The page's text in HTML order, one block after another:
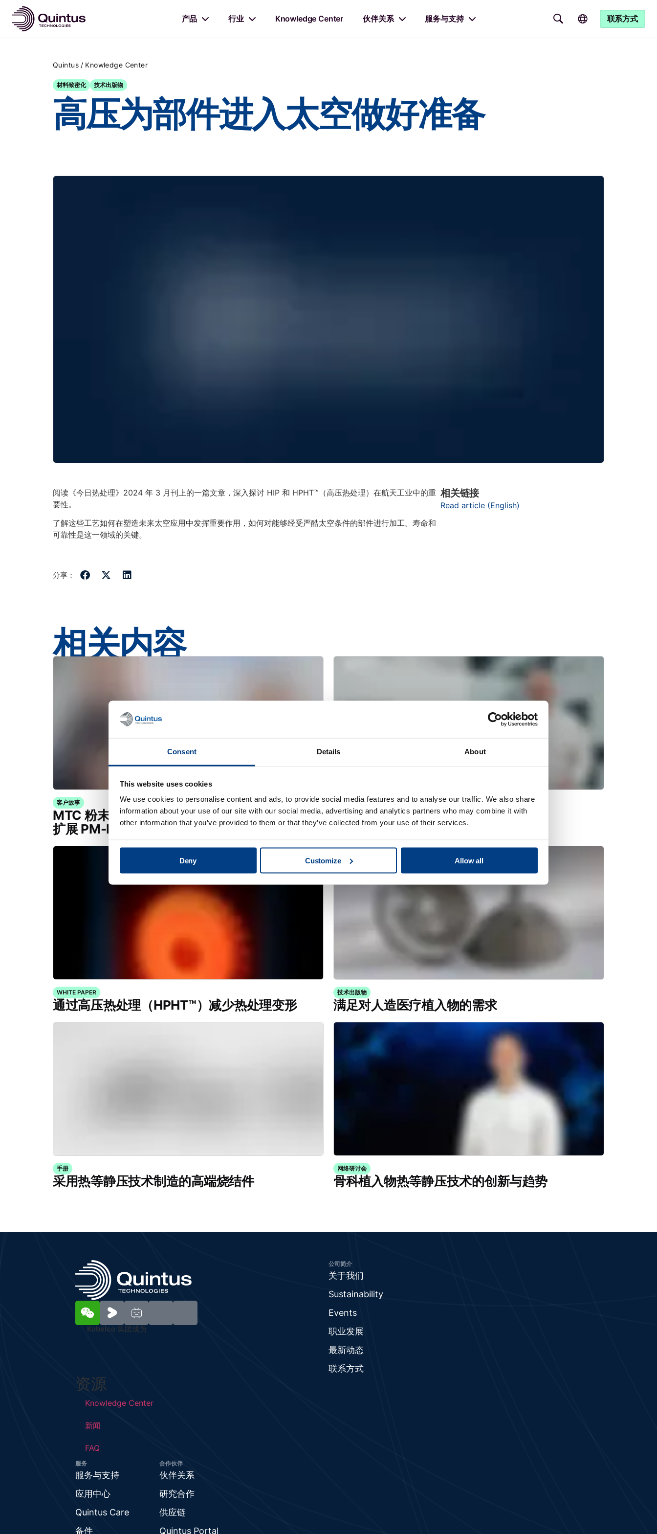
Consent Details About
This website uses cookies
We use cookies to personalise content and ads, to provide social media features and to analyse our traffic. We also share
information about your use of our site with our social media, advertising and analytics partners who may combine it with
other information that you’ve provided to them or that they’ve collected from your use of their services.
Deny Customize Allow all
产品 行业 Knowledge Center 伙伴关系 服务与支持 联系方式
Quintus / Knowledge Center
材料致密化 技术出版物
高压为部件进入太空做好准备
阅读《今日热处理》2024 年 3 月刊上的一篇文章，深入探讨 HIP 和 HPHT™（高压热处理）在航天工业中的重
要性。
了解这些工艺如何在塑造未来太空应用中发挥重要作用，如何对能够经受严酷太空条件的部件进行加工。寿命和
可靠性是这一领域的关键。
相关链接
Read article (English)
分享：
相关内容
客户故事
MTC 粉末解决方案公司利用 Quintus QIH 286
扩展 PM-HIP 能力
网络研讨会
用于金属 AM 的热等静压工艺 (HIP)
WHITE PAPER
通过高压热处理（HPHT™）减少热处理变形
技术出版物
满足对人造医疗植入物的需求
手册
采用热等静压技术制造的高端烧结件
网络研讨会
骨科植入物热等静压技术的创新与趋势
Kobelco 集团成员
公司简介
关于我们
Sustainability
Events
职业发展
最新动态
联系方式
资源
Knowledge Center
新闻
FAQ
服务
服务与支持
应用中心
Quintus Care
备件
合作伙伴
伙伴关系
研究合作
供应链
Quintus Portal